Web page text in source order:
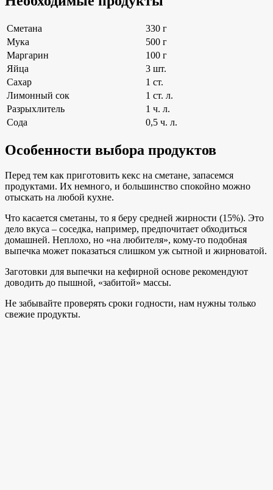
Сметана
330 г
Мука
500 г
Маргарин
100 г
Яйца
3 шт.
Сахар
1 ст.
Лимонный сок
1 ст. л.
Разрыхлитель
1 ч. л.
Сода
0,5 ч. л.
Особенности выбора продуктов
Перед тем как приготовить кекс на сметане, запасемся
продуктами. Их немного, и большинство спокойно можно
отыскать на любой кухне.
Что касается сметаны, то я беру средней жирности (15%). Это
дело вкуса – соседка, например, предпочитает обходиться
домашней. Неплохо, но «на любителя», кому-то подобная
выпечка может показаться слишком уж сытной и жирноватой.
Заготовки для выпечки на кефирной основе рекомендуют
доводить до пышной, «забитой» массы.
Не забывайте проверять сроки годности, нам нужны только
свежие продукты.